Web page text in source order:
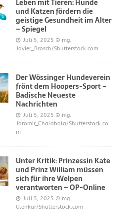
Leben mit Tieren: Hunde
und Katzen fördern die
geistige Gesundheit im Alter
– Spiegel
Juli 5, 2025 ©Img.
Javier_Brosch/Shutterstock.com
Der Wössinger Hundeverein
frönt dem Hoopers-Sport –
Badische Neueste
Nachrichten
Juli 5, 2025 ©Img.
Jaromir_Chalabala/Shutterstock.co
m
Unter Kritik: Prinzessin Kate
und Prinz William müssen
sich für ihre Welpen
verantworten – OP-Online
Juli 5, 2025 ©Img.
Glenkar/Shutterstock.com